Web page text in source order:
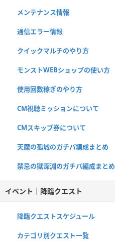
メンテナンス情報
通信エラー情報
クイックマルチのやり方
モンストWEBショップの使い方
使用回数稼ぎのやり方
CM視聴ミッションについて
CMスキップ券について
天魔の孤城のガチパ編成まとめ
禁忌の獄深淵のガチパ編成まとめ
イベント｜降臨クエスト
降臨クエストスケジュール
カテゴリ別クエスト一覧